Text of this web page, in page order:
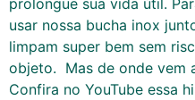
usar nossa bucha inox
limpam super bem sem
objeto. Mas de onde vem
Confira no YouTube essa